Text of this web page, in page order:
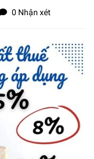
0 Nhận xét